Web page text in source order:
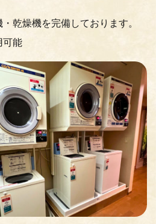
乾燥機を完備しております。
可能